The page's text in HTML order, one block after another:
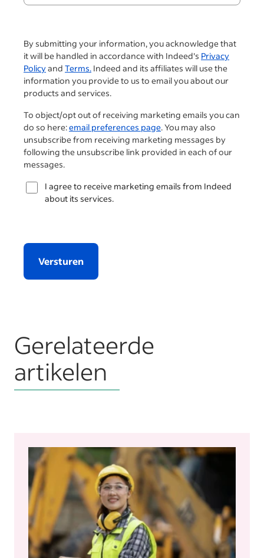
By submitting your information, you acknowledge that
it will be handled in accordance with Indeed's Privacy
Policyand Terms. Indeed and its affiliates will use the
information you provide to us to email you about our
products and services.
To object/opt out of receiving marketing emails you can
do so here:email preferences page. You may also
unsubscribe from receiving marketing messages by
following the unsubscribe link provided in each of our
messages.
I agree to receive marketing emails from Indeed
about its services.
Versturen
Gerelateerde
artikelen